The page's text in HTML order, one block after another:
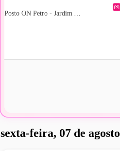
sexta-feira, 07 de agosto